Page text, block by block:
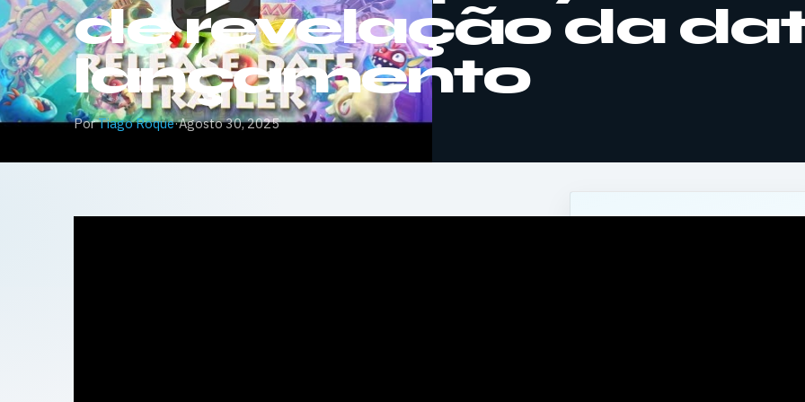
de revelação da
lançamento
PorTiago Roque·Agosto 30, 2025